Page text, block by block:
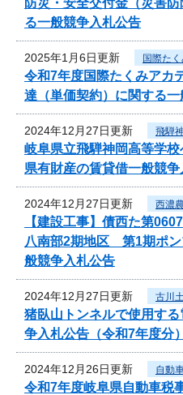
る一般競争入札公告
2025年1月6日更新 国際た
令和7年度国際たくみアカ
達（単価契約）に関する
2024年12月27日更新 飛騨
岐阜県立飛騨神岡高等学
県有財産の賃貸借一般競争
2024年12月27日更新 西濃
【建設工事】債西た第
八南部2期地区 第1期ポ
般競争入札公告
2024年12月27日更新 古川
猪臥山トンネルで使用す
争入札公告（令和7年度分）
2024年12月26日更新 自動
令和7年度岐阜県自動車税